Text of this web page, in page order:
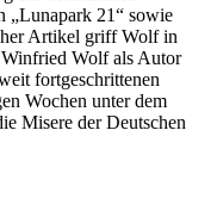
„Lunapark 21“ sowie
Artikel griff Wolf in
Wolf als Autor
fortgeschrittenen
Wochen unter dem
Misere der Deutschen